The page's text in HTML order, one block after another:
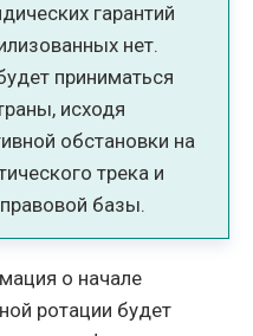
гарантий
нет.
приниматься
исходя
обстановки на
трека и
базы.
о начале
ротации будет